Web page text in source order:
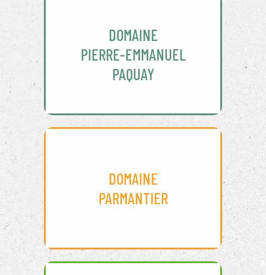
DOMAINE
PIERRE-EMMANUEL
PAQUAY
DOMAINE
PARMANTIER